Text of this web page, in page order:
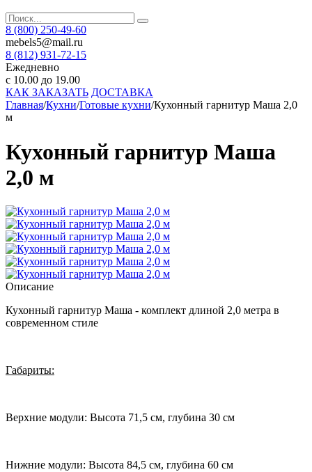
8 (800) 250-49-60
mebels5@mail.ru
8 (812) 931-72-15
Ежедневно
с 10.00 до 19.00
КАК ЗАКАЗАТЬ ДОСТАВКА
Главная/Кухни/Готовые кухни/Кухонный гарнитур Маша 2,0
м
Кухонный гарнитур Маша
2,0 м
Описание
Кухонный гарнитур Маша - комплект длиной 2,0 метра в
современном стиле
Габариты:
Верхние модули: Высота 71,5 см, глубина 30 см
Нижние модули: Высота 84,5 см, глубина 60 см